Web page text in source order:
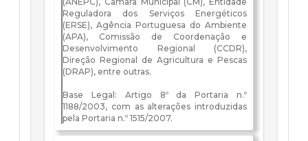
Reguladora dos Serviços Energéticos
(ERSE), Agência Portuguesa do Ambiente
(APA), Comissão de Coordenação e
Desenvolvimento Regional (CCDR),
Direção Regional de Agricultura e Pescas
(DRAP), entre outras.
Base Legal: Artigo 8º da Portaria n.º
1188/2003, com as alterações introduzidas
pela Portaria n.º 1515/2007.